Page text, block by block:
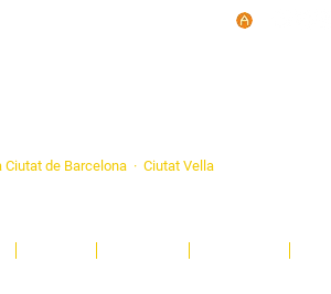
Ciutat de Barcelona · Ciutat Vella